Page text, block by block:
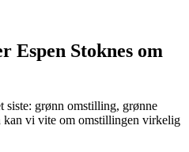
Stoknes om
grønn omstilling, grønne
vi vite om omstillingen virkelig